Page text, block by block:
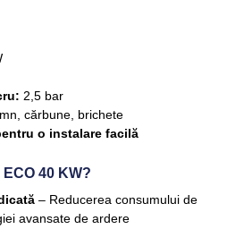
2,5 bar
cărbune, brichete
o instalare facilă
40 KW?
– Reducerea consumului de
avansate de ardere